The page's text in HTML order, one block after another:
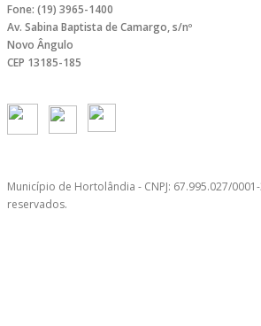
Fone: (19) 3965-1400
Av. Sabina Baptista de Camargo, s/nº
Novo Ângulo
CEP 13185-185
Município de Hortolândia - CNPJ: 67.995.027/
reservados.